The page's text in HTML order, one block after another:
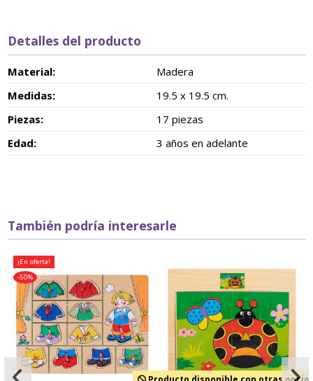
Detalles del producto
Material:
Madera
Medidas:
19.5 x 19.5 cm.
Piezas:
17 piezas
Edad:
3 años en adelante
También podría interesarle
¡En oferta!
-50%